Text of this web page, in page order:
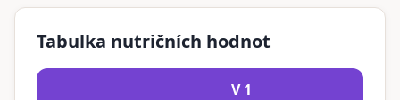
Tabulka nutričních hodnot
V 1